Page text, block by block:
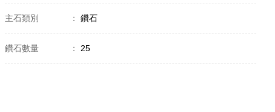
主石類別 ： 鑽石
鑽石數量 ： 25